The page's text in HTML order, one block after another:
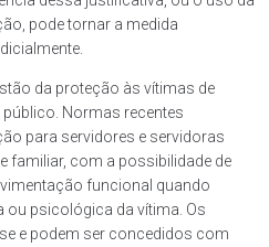
pode tornar a medida
da proteção às vítimas de
Normas recentes
para servidores e servidoras
familiar, com a possibilidade de
funcional quando
ou psicológica da vítima. Os
e podem ser concedidos com